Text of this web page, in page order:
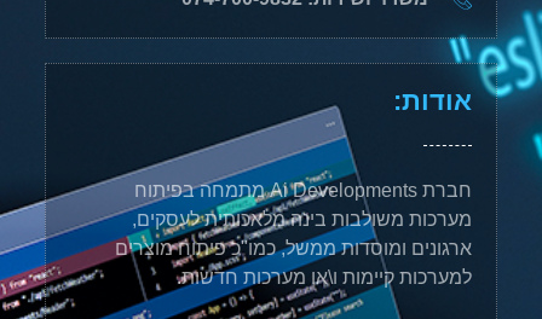
אודות:
חברת Ai Developments מתמחה בפיתוח
מערכות משולבות בינה מלאכותית לעסקים,
ארגונים ומוסדות ממשל, כמו"כ פיתוח מוצרים
למערכות קיימות ו\או מערכות חדשות.